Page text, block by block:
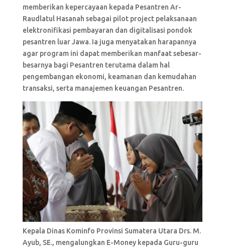
memberikan kepercayaan kepada Pesantren Ar-
Raudlatul Hasanah sebagai pilot project pelaksanaan
elektronifikasi pembayaran dan digitalisasi pondok
pesantren luar Jawa. Ia juga menyatakan harapannya
agar program ini dapat memberikan manfaat sebesar-
besarnya bagi Pesantren terutama dalam hal
pengembangan ekonomi, keamanan dan kemudahan
transaksi, serta manajemen keuangan Pesantren.
Kepala Dinas Kominfo Provinsi Sumatera Utara Drs. M.
Ayub, SE., mengalungkan E-Money kepada Guru-guru